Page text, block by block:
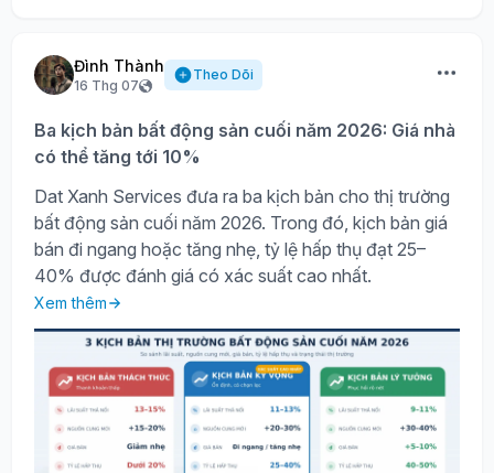
Đình Thành
16 Thg 07
Theo Dõi
Ba kịch bản bất động sản cuối năm 2026: Giá nhà
có thể tăng tới 10%
Dat Xanh Services đưa ra ba kịch bản cho thị trường
bất động sản cuối năm 2026. Trong đó, kịch bản giá
bán đi ngang hoặc tăng nhẹ, tỷ lệ hấp thụ đạt 25–
40% được đánh giá có xác suất cao nhất.
Xem thêm